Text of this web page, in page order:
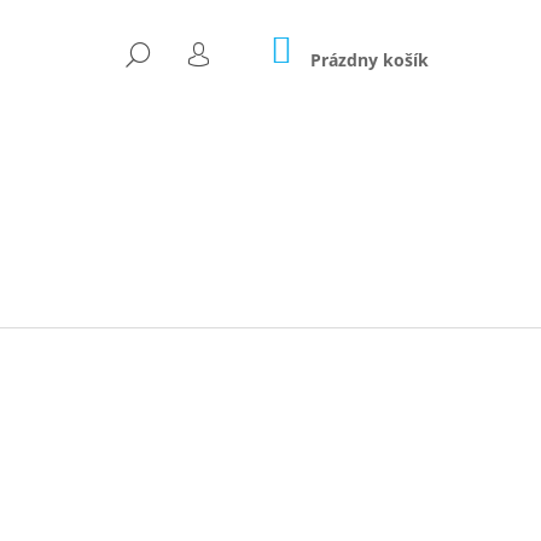
HĽADAŤ
PRIHLÁSENIE
NÁKUPNÝ
KOŠÍK
Prázdny košík